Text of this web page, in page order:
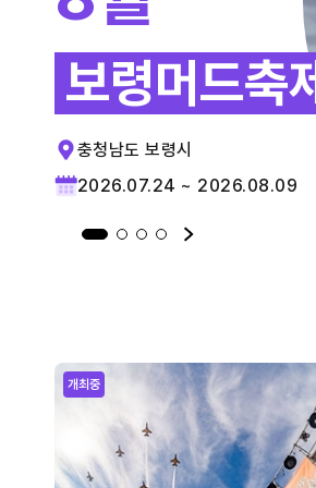
보령머드축
충청남도 보령시
2026.07.24 ~ 2026.08.09
개최중